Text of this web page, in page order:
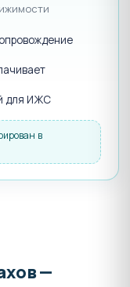
для ИЖС
в
—